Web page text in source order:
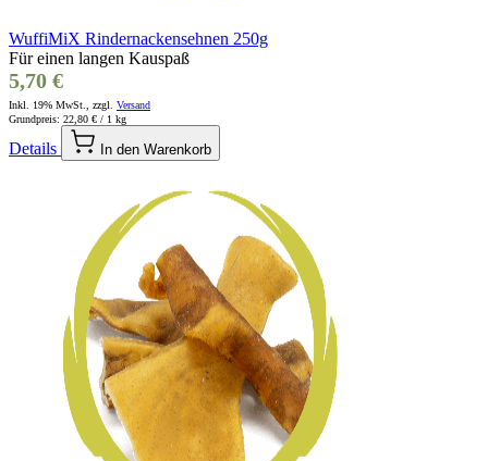
WuffiMiX Rindernackensehnen 250g
Für einen langen Kauspaß
5,70 €
Inkl. 19% MwSt., zzgl. Versand
Grundpreis: 22,80 € / 1 kg
Details In den Warenkorb